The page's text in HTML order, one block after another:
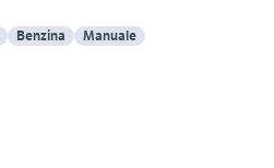
Benzina Manuale